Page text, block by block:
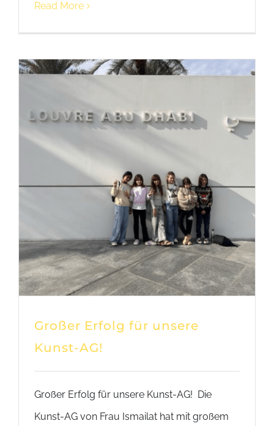
Read More
Großer Erfolg für unsere
Kunst-AG!
Großer Erfolg für unsere Kunst-AG! Die
Kunst-AG von Frau Ismailat hat mit großem